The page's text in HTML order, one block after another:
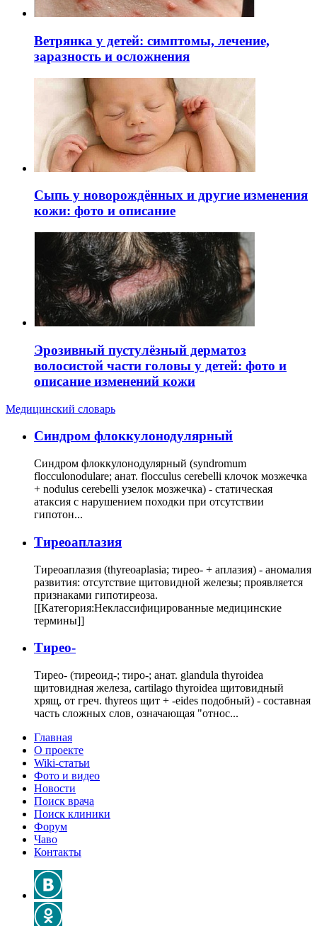
Ветрянка у детей: симптомы, лечение,
заразность и осложнения
Сыпь у новорождённых и другие изменения
кожи: фото и описание
Эрозивный пустулёзный дерматоз
волосистой части головы у детей: фото и
описание изменений кожи
Медицинский словарь
Cиндром флоккулонодулярный
Синдром флоккулонодулярный (syndromum
flocculonodulare; анат. flocculus cerebelli клочок мозжечка
+ nodulus cerebelli узелок мозжечка) - статическая
атаксия с нарушением походки при отсутствии
гипотон...
Тиреоаплазия
Тиреоаплазия (thyreoaplasia; тирео- + аплазия) - аномалия
развития: отсутствие щитовидной железы; проявляется
признаками гипотиреоза.
[[Категория:Неклассифицированные медицинские
термины]]
Тирео-
Тирео- (тиреоид-; тиро-; анат. glandula thyroidea
щитовидная железа, cartilago thyroidea щитовидный
хрящ, от греч. thyreos щит + -eides подобный) - составная
часть сложных слов, означающая "относ...
Главная
О проекте
Wiki-статьи
Фото и видео
Новости
Поиск врача
Поиск клиники
Форум
Чаво
Контакты